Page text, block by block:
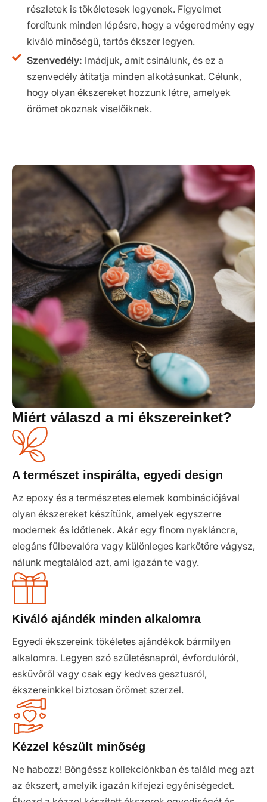
részletek is tökéletesek legyenek. Figyelmet
fordítunk minden lépésre, hogy a végeredmény egy
kiváló minőségű, tartós ékszer legyen.
Szenvedély: Imádjuk, amit csinálunk, és ez a
szenvedély átitatja minden alkotásunkat. Célunk,
hogy olyan ékszereket hozzunk létre, amelyek
örömet okoznak viselőiknek.
Miért válaszd a mi ékszereinket?
A természet inspirálta, egyedi design
Az epoxy és a természetes elemek kombinációjával
olyan ékszereket készítünk, amelyek egyszerre
modernek és időtlenek. Akár egy finom nyakláncra,
elegáns fülbevalóra vagy különleges karkötőre vágysz,
nálunk megtalálod azt, ami igazán te vagy.
Kiváló ajándék minden alkalomra
Egyedi ékszereink tökéletes ajándékok bármilyen
alkalomra. Legyen szó születésnapról, évfordulóról,
esküvőről vagy csak egy kedves gesztusról,
ékszereinkkel biztosan örömet szerzel.
Kézzel készült minőség
Ne habozz! Böngéssz kollekciónkban és találd meg azt
az ékszert, amelyik igazán kifejezi egyéniségedet.